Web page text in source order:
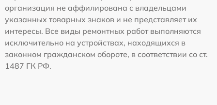
организация не аффилирована с владельцами
указанных товарных знаков и не представляет их
интересы. Все виды ремонтных работ выполняются
исключительно на устройствах, находящихся в
законном гражданском обороте, в соответствии со ст.
1487 ГК РФ.